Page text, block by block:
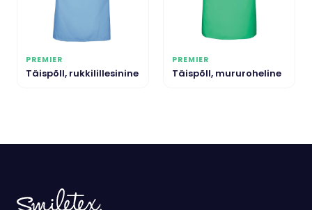
PREMIER
Täispõll, rukkilillesinine
PREMIER
Täispõll, mururoheline